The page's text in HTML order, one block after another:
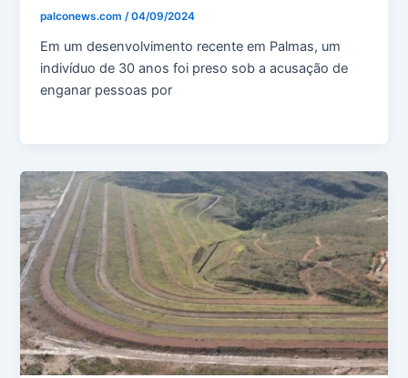
palconews.com/04/09/2024
Em um desenvolvimento recente em Palmas, um
indivíduo de 30 anos foi preso sob a acusação de
enganar pessoas por